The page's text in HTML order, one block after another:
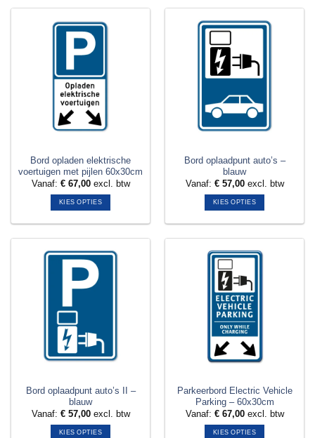
meerdere
variaties.
Deze
kan
gekozen
worden
op
productpagina
meerdere
Deze
optie
gekozen
worden
op
productpagina
Bord opladen elektrische
voertuigen met pijlen 60x30cm
Vanaf: €67,00excl. btw
KIES OPTIES
meerdere
variaties.
Deze
worden
op
productpagina
Bord oplaadpunt auto’s –
blauw
Vanaf: €57,00excl. btw
KIES OPTIES
meerdere
variaties.
Deze
optie
kan
gekozen
worden
op
productpagina
Bord oplaadpunt auto’s II –
blauw
Vanaf: €57,00excl. btw
KIES OPTIES
Parkeerbord Electric Vehicle
Parking – 60x30cm
Vanaf: €67,00excl. btw
KIES OPTIES